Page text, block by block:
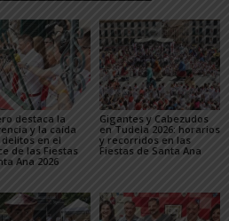
destaca la
y la caída
delitos en el
de las Fiestas
Ana 2026
Gigantes y Cabezudos
en Tudela 2026: horarios
y recorridos en las
Fiestas de Santa Ana